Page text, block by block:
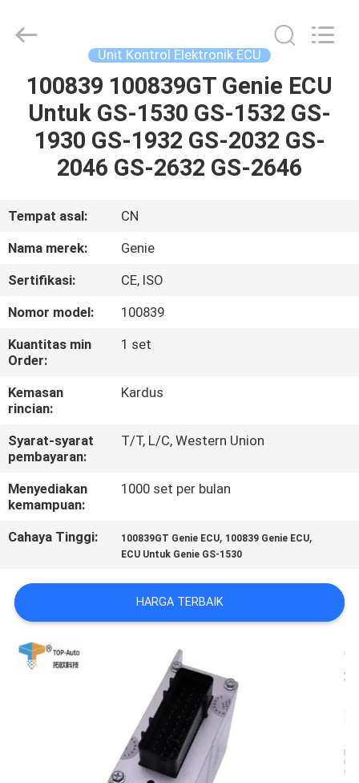
RUMAH
PRODUK
TENTANG
TUR
PABRIK
KONTROL
KAMI
PERMINTAAN
PENAWARAN
SITEMAP
Developed
Unit Kontrol Elektronik ECU
100839 100839GT Genie ECU
Untuk GS-1530 GS-1532 GS-
1930 GS-1932 GS-2032 GS-
2046 GS-2632 GS-2646
Tempat asal:
CN
Nama merek:
Genie
Sertifikasi:
CE, ISO
Nomor model:
100839
Kuantitas min
Order:
1 set
Kemasan
rincian:
Kardus
Syarat-syarat
pembayaran:
T/T, L/C, Western Union
Menyediakan
kemampuan:
1000 set per bulan
Cahaya Tinggi: 100839GT Genie ECU, 100839 Genie ECU,
ECU Untuk Genie GS-1530
HARGA TERBAIK